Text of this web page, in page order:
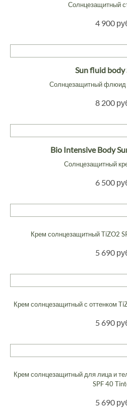
Солнцезащитный
4 900
Sun fluid body
Солнцезащитный флюид
8 200
Bio Intensive Body
Солнцезащитный
6 500
Крем солнцезащитный TiZO2
5 690
Крем солнцезащитный с оттенком
5 690
Крем солнцезащитный для лица и
SPF 40
5 690